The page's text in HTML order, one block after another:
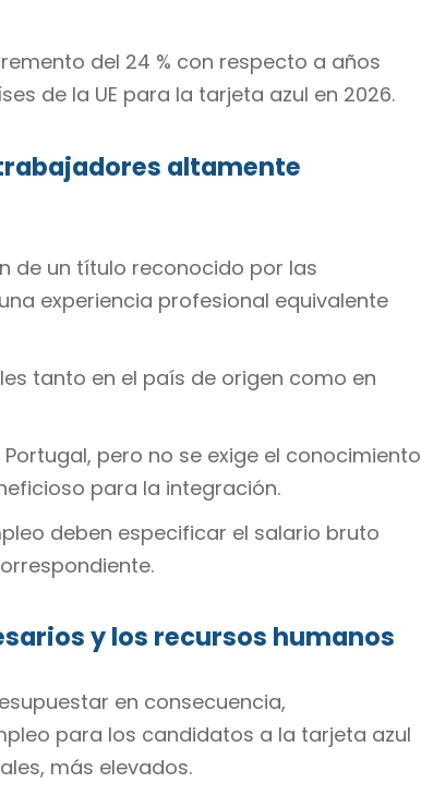
del 24 % con respecto a años
de la UE para la tarjeta azul en 2026.
altamente
de un título reconocido por las
experiencia profesional equivalente
tanto en el país de origen como en
pero no se exige el conocimiento
para la integración.
deben especificar el salario bruto
y los recursos humanos
en consecuencia,
para los candidatos a la tarjeta azul
más elevados.